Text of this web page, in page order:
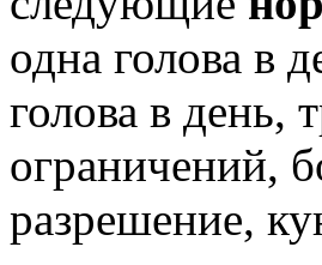
одна голова в
голова в день,
ограничений,
разрешение,